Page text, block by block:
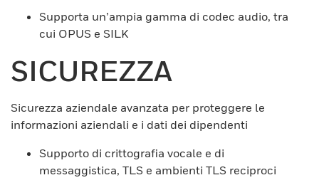
Supporta un’ampia gamma di codec audio, tra
cui OPUS e SILK
SICUREZZA
Sicurezza aziendale avanzata per proteggere le
informazioni aziendali e i dati dei dipendenti
Supporto di crittografia vocale e di
messaggistica, TLS e ambienti TLS reciproci